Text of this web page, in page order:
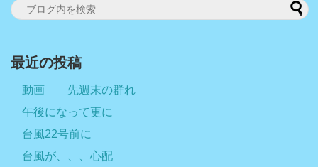
最近の投稿
動画 先週末の群れ
午後になって更に
台風22号前に
台風が、、、心配